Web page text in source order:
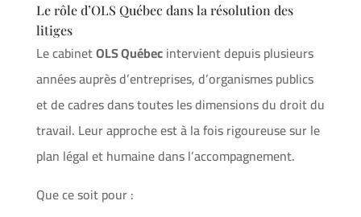
Le rôle d’OLS Québec dans la résolution des
litiges
Le cabinetOLS Québecintervient depuis plusieurs
années auprès d’entreprises, d’organismes publics
et de cadres dans toutes les dimensions du droit du
travail. Leur approche est à la fois rigoureuse sur le
plan légal et humaine dans l’accompagnement.
Que ce soit pour :